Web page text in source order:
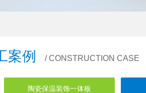
案例 / CONSTRUCTION CASE
陶瓷保温装饰一体板